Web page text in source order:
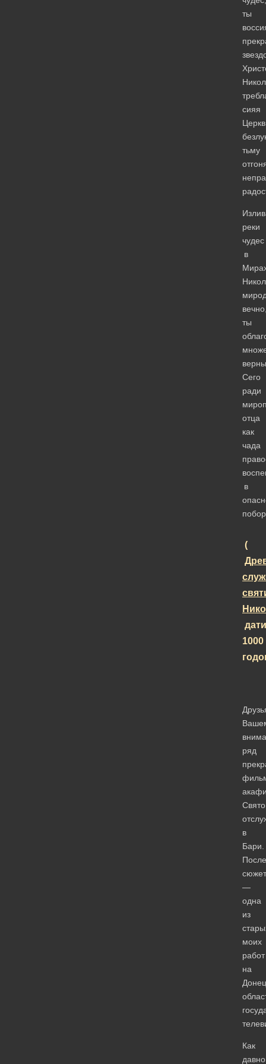
ты
сияя
тьму
реки
чудес
в
ты
Сего
ради
отца
как
чада
в
(
1000
ряд
в
Бари.
сюжет
—
одна
из
моих
работ
на
Как
давно